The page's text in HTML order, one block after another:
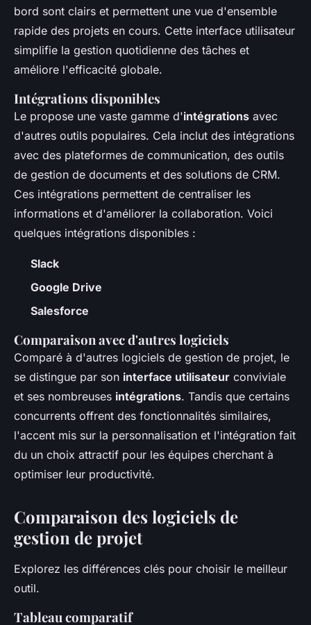
bord sont clairs et permettent une vue d'ensemble
rapide des projets en cours. Cette interface utilisateur
simplifie la gestion quotidienne des tâches et
améliore l'efficacité globale.
Intégrations disponibles
Le propose une vaste gamme d'intégrations avec
d'autres outils populaires. Cela inclut des intégrations
avec des plateformes de communication, des outils
de gestion de documents et des solutions de CRM.
Ces intégrations permettent de centraliser les
informations et d'améliorer la collaboration. Voici
quelques intégrations disponibles :
Slack
Google Drive
Salesforce
Comparaison avec d'autres logiciels
Comparé à d'autres logiciels de gestion de projet, le
se distingue par son interface utilisateur conviviale
et ses nombreuses intégrations. Tandis que certains
concurrents offrent des fonctionnalités similaires,
l'accent mis sur la personnalisation et l'intégration fait
du un choix attractif pour les équipes cherchant à
optimiser leur productivité.
Comparaison des logiciels de
gestion de projet
Explorez les différences clés pour choisir le meilleur
outil.
Tableau comparatif